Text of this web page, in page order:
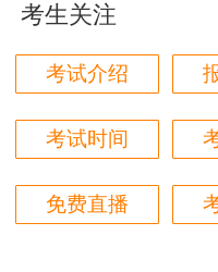
试中心的通知。
用户m9****66
对本次课程购买的老
们网站教学质量越来
用户m5****66
3位老师，讲的都非常
用户m5****66
考生关注
考试介绍
考试时间
免费直播